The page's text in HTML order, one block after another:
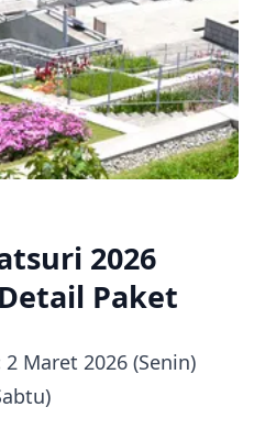
2026
Paket
2 Maret 2026 (Senin)